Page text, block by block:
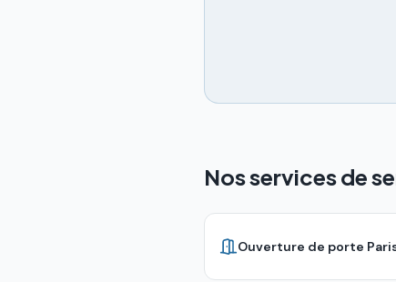
Nos services de
Ouverture de porte